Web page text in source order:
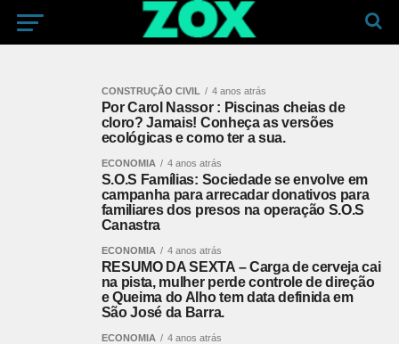
CONSTRUÇÃO CIVIL 4 anos atrás
Por Carol Nassor : Piscinas cheias de
cloro? Jamais! Conheça as versões
ecológicas e como ter a sua.
ECONOMIA 4 anos atrás
S.O.S Famílias: Sociedade se envolve em
campanha para arrecadar donativos para
familiares dos presos na operação S.O.S
Canastra
ECONOMIA 4 anos atrás
RESUMO DA SEXTA – Carga de cerveja cai
na pista, mulher perde controle de direção
e Queima do Alho tem data definida em
São José da Barra.
ECONOMIA 4 anos atrás